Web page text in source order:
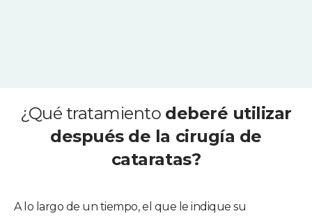
¿Qué tratamiento deberé utilizar
después de la cirugía de
cataratas?
A lo largo de un tiempo, el que le indique su